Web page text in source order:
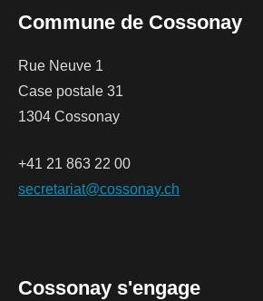
Commune de Cossonay
Rue Neuve 1
Case postale 31
1304 Cossonay
+41 21 863 22 00
secretariat@cossonay.ch
Cossonay s'engage